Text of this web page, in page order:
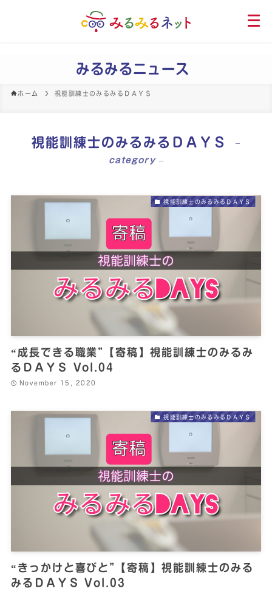
メ
ニ
みるみるニュース
ホーム 視能訓練士のみるみるＤＡＹＳ
視能訓練士のみるみるＤＡＹＳ –
category –
視能訓練士のみるみるＤＡＹＳ
“成長できる職業”【寄稿】視能訓練士のみるみ
るＤＡＹＳ Vol.04
November 15, 2020
視能訓練士のみるみるＤＡＹＳ
“きっかけと喜びと”【寄稿】視能訓練士のみる
みるＤＡＹＳ Vol.03